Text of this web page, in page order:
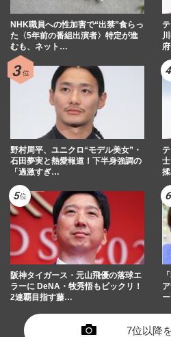
NHK職員への性加害で“出禁”食らっ
た〈5年前の番組出演者〉特定が進
むも、ネット…
野村周平、ユニクロ“モデル美女”・
石田夢実と熱愛報道！下半身強調の
「過激すぎ…
阪神タイガース・元山飛優の落球エ
ラーに DeNA・牧秀悟もビックリ！
2連覇目指す藤…
7位以降